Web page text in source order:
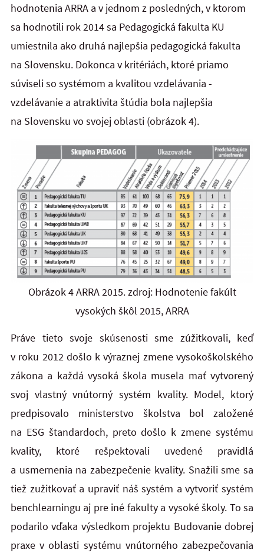
hodnotenia ARRA a v jednom z posledných, v ktorom
sa hodnotili rok 2014 sa Pedagogická fakulta KU
umiestnila ako druhá najlepšia pedagogická fakulta
na Slovensku. Dokonca v kritériách, ktoré priamo
súviseli so systémom a kvalitou vzdelávania -
vzdelávanie a atraktivita štúdia bola najlepšia
na Slovensku vo svojej oblasti (obrázok 4).
Obrázok 4 ARRA 2015. zdroj: Hodnotenie fakúlt
vysokých škôl 2015, ARRA
Práve tieto svoje skúsenosti sme zúžitkovali, keď
v roku 2012 došlo k výraznej zmene vysokoškolského
zákona a každá vysoká škola musela mať vytvorený
svoj vlastný vnútorný systém kvality. Model, ktorý
predpisovalo ministerstvo školstva bol založené
na ESG štandardoch, preto došlo k zmene systému
kvality, ktoré rešpektovali uvedené pravidlá
a usmernenia na zabezpečenie kvality. Snažili sme sa
tiež zužitkovať a upraviť náš systém a vytvoriť systém
benchlearningu aj pre iné fakulty a vysoké školy. To sa
podarilo vďaka výsledkom projektu Budovanie dobrej
praxe v oblasti systému vnútorného zabezpečovania